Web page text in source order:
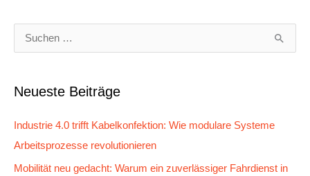
e
n
n
Neueste Beiträge
Industrie 4.0 trifft Kabelkonfektion: Wie modulare Systeme
Arbeitsprozesse revolutionieren
Mobilität neu gedacht: Warum ein zuverlässiger Fahrdienst in